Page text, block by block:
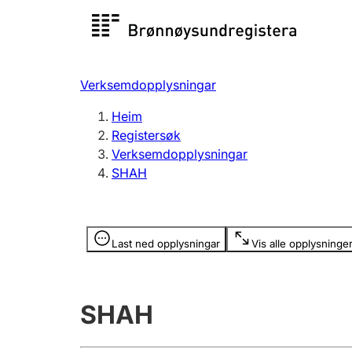
Registersøk
Registrere, endre, slette
Verksemdopplysningar
Heim
Registersøk
Verksemdopplysningar
SHAH
Last ned opplysningar Vis alle opplysninger
Opplysninger er skjult
SHAH